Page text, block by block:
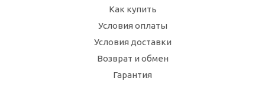
Как купить
Условия оплаты
Условия доставки
Возврат и обмен
Гарантия